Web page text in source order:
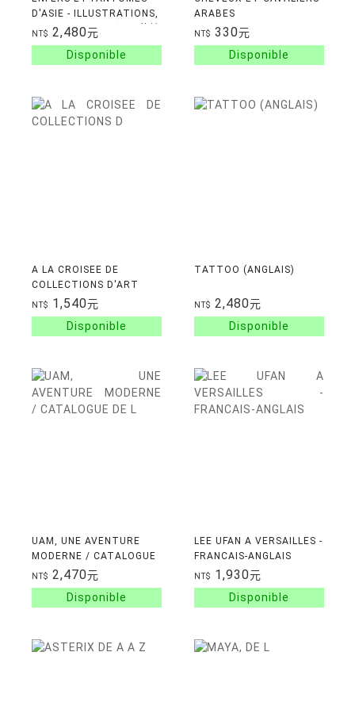
D'ASIE - ILLUSTRATIONS,
NOIR ET BLANC (亞洲的地
獄與幽魂 展覽圖錄)
NT$ 2,480元
ARABES
NT$ 330元
A LA CROISEE DE
COLLECTIONS D'ART
ENTRE ASIE ET
OCCIDENT - DU XIXE
SIECLE A NOS JOURS
NT$ 1,540元
TATTOO (ANGLAIS)
NT$ 2,480元
UAM, UNE AVENTURE
MODERNE / CATALOGUE
DE L'EXPOSITION
NT$ 2,470元
LEE UFAN A VERSAILLES -
FRANCAIS-ANGLAIS
NT$ 1,930元